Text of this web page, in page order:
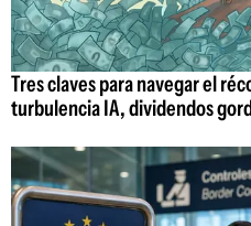
Tres claves para navegar el
turbulencia IA, dividendos